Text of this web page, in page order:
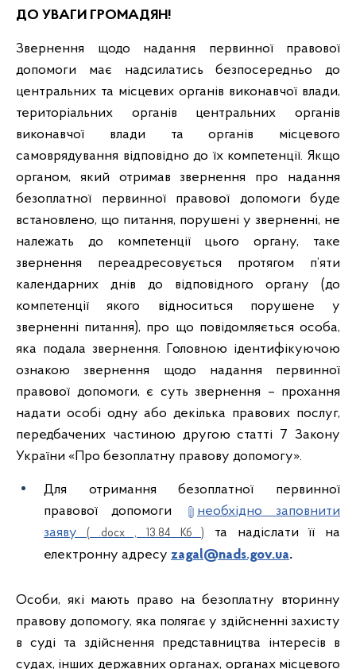
ДО УВАГИ ГРОМАДЯН!
Звернення щодо надання первинної правової
допомоги має надсилатись безпосередньо до
центральних та місцевих органів виконавчої влади,
територіальних органів центральних органів
виконавчої влади та органів місцевого
самоврядування відповідно до їх компетенції. Якщо
органом, який отримав звернення про надання
безоплатної первинної правової допомоги буде
встановлено, що питання, порушені у зверненні, не
належать до компетенції цього органу, таке
звернення переадресовується протягом п’яти
календарних днів до відповідного органу (до
компетенції якого відноситься порушене у
зверненні питання), про що повідомляється особа,
яка подала звернення. Головною ідентифікуючою
ознакою звернення щодо надання первинної
правової допомоги, є суть звернення – прохання
надати особі одну або декілька правових послуг,
передбачених частиною другою статті 7 Закону
України «Про безоплатну правову допомогу».
Для отримання безоплатної первинної
правової допомоги
необхідно заповнити
заяву ( .docx , 13.84 Кб )
та надіслати її на
електронну адресу zagal@nads.gov.ua.
Особи, які мають право на безоплатну вторинну
правову допомогу, яка полягає у здійсненні захисту
в суді та здійснення представництва інтересів в
судах, інших державних органах, органах місцевого